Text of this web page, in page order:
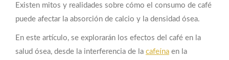
Existen mitos y realidades sobre cómo el consumo de café
puede afectar la absorción de calcio y la densidad ósea.
En este artículo, se explorarán los efectos del café en la
salud ósea, desde la interferencia de la cafeína en la